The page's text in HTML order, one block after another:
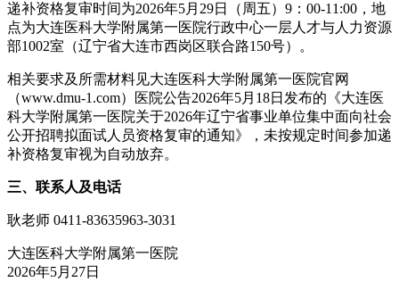
递补资格复审时间为2026年5月29日（周五）9：00-11:00，地
点为大连医科大学附属第一医院行政中心一层人才与人力资源
部1002室（辽宁省大连市西岗区联合路150号）。
相关要求及所需材料见大连医科大学附属第一医院官网
（www.dmu-1.com）医院公告2026年5月18日发布的《大连医
科大学附属第一医院关于2026年辽宁省事业单位集中面向社会
公开招聘拟面试人员资格复审的通知》，未按规定时间参加递
补资格复审视为自动放弃。
三、联系人及电话
耿老师 0411-83635963-3031
大连医科大学附属第一医院
2026年5月27日